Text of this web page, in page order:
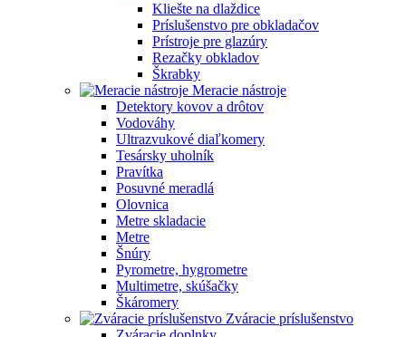
Kliešte na dlaždice
Príslušenstvo pre obkladačov
Prístroje pre glazúry
Rezačky obkladov
Škrabky
Meracie nástroje
Detektory kovov a drôtov
Vodováhy
Ultrazvukové diaľkomery
Tesársky uholník
Pravítka
Posuvné meradlá
Olovnica
Metre skladacie
Metre
Šnúry
Pyrometre, hygrometre
Multimetre, skúšačky
Škáromery
Zváracie príslušenstvo